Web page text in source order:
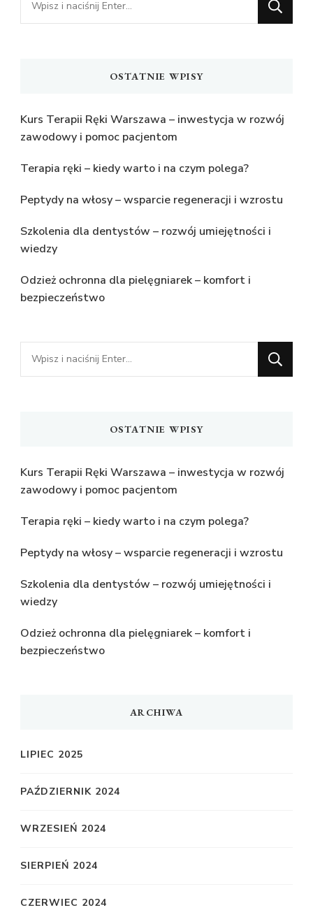
czegoś?
OSTATNIE WPISY
Kurs Terapii Ręki Warszawa – inwestycja w rozwój
zawodowy i pomoc pacjentom
Terapia ręki – kiedy warto i na czym polega?
Peptydy na włosy – wsparcie regeneracji i wzrostu
Szkolenia dla dentystów – rozwój umiejętności i
wiedzy
Odzież ochronna dla pielęgniarek – komfort i
bezpieczeństwo
Szukasz
czegoś?
OSTATNIE WPISY
Kurs Terapii Ręki Warszawa – inwestycja w rozwój
zawodowy i pomoc pacjentom
Terapia ręki – kiedy warto i na czym polega?
Peptydy na włosy – wsparcie regeneracji i wzrostu
Szkolenia dla dentystów – rozwój umiejętności i
wiedzy
Odzież ochronna dla pielęgniarek – komfort i
bezpieczeństwo
ARCHIWA
LIPIEC 2025
PAŹDZIERNIK 2024
WRZESIEŃ 2024
SIERPIEŃ 2024
CZERWIEC 2024